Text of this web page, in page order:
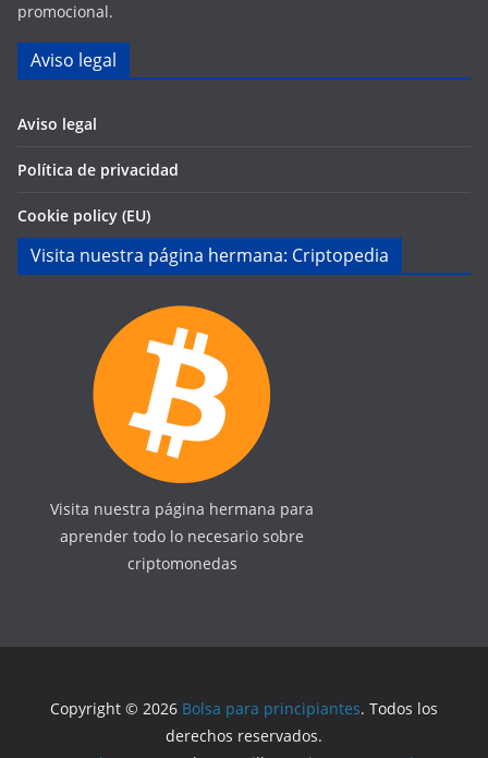
promocional.
Aviso legal
Aviso legal
Política de privacidad
Cookie policy (EU)
Visita nuestra página hermana: Criptopedia
Visita nuestra página hermana para
aprender todo lo necesario sobre
criptomonedas
Copyright © 2026 Bolsa para principiantes. Todos los
derechos reservados.